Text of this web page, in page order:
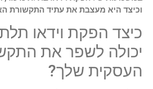
וכיצד היא מעצבת את עתיד התקשורת
כיצד הפקת וידאו
יכולה לשפר את
העסקית שלך?